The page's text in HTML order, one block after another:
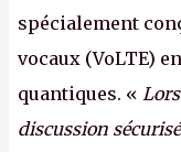
spécialement
vocaux (VoLTE)
quantiques. «
discussion